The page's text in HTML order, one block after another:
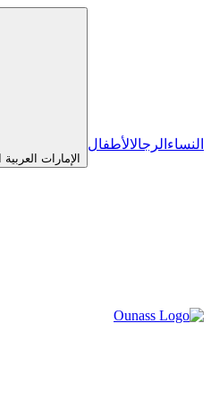
النساء الرجالالأطفال
الإمارات